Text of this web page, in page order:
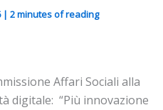
| 2 minutes of reading
Affari Sociali alla
digitale: “Più innovazione